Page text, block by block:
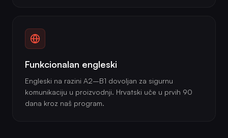
Funkcionalan engleski
Engleski na razini A2–B1 dovoljan za sigurnu
komunikaciju u proizvodnji. Hrvatski uče u prvih 90
dana kroz naš program.